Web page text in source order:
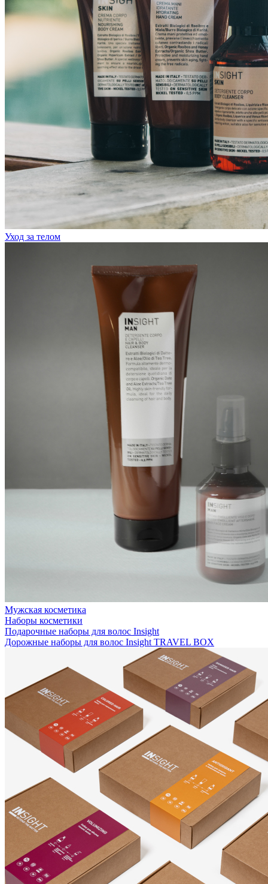
Уход за телом
Мужская косметика
Наборы косметики
Подарочные наборы для волос Insight
Дорожные наборы для волос Insight TRAVEL BOX